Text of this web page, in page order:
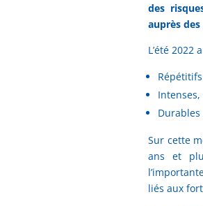
des
auprès
L’été
Sur cette
ans et
liés aux